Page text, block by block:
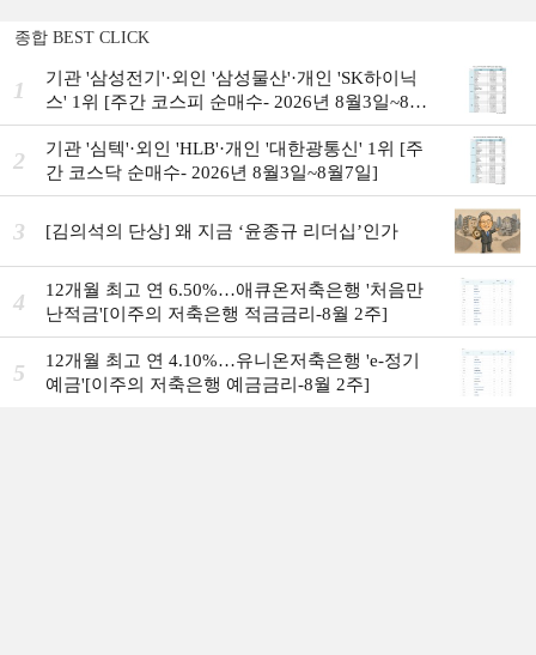
종합 BEST CLICK
1
기관 '삼성전기'·외인 '삼성물산'·개인 'SK하이닉
스' 1위 [주간 코스피 순매수- 2026년 8월3일~8월
7일]
2
기관 '심텍'·외인 'HLB'·개인 '대한광통신' 1위 [주
간 코스닥 순매수- 2026년 8월3일~8월7일]
3 [김의석의 단상] 왜 지금 ‘윤종규 리더십’인가
4
12개월 최고 연 6.50%…애큐온저축은행 '처음만
난적금'[이주의 저축은행 적금금리-8월 2주]
5
12개월 최고 연 4.10%…유니온저축은행 'e-정기
예금'[이주의 저축은행 예금금리-8월 2주]